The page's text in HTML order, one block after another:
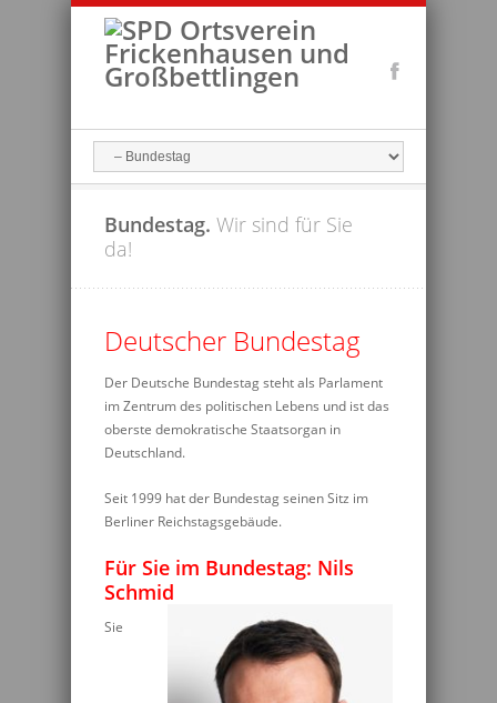
Bundestag. Wir sind für Sie
da!
Deutscher Bundestag
Der Deutsche Bundestag steht als Parlament
im Zentrum des politischen Lebens und ist das
oberste demokratische Staatsorgan in
Deutschland.
Seit 1999 hat der Bundestag seinen Sitz im
Berliner Reichstagsgebäude.
Für Sie im Bundestag: Nils
Schmid
Sie